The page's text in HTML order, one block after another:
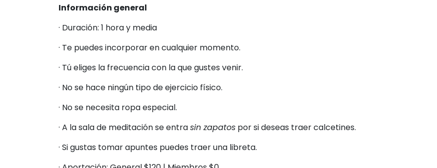
Información general
· Duración: 1 hora y media
· Te puedes incorporar en cualquier momento.
· Tú eliges la frecuencia con la que gustes venir.
· No se hace ningún tipo de ejercicio físico.
· No se necesita ropa especial.
· A la sala de meditación se entrasin zapatos por si deseas traer calcetines.
· Si gustas tomar apuntes puedes traer una libreta.